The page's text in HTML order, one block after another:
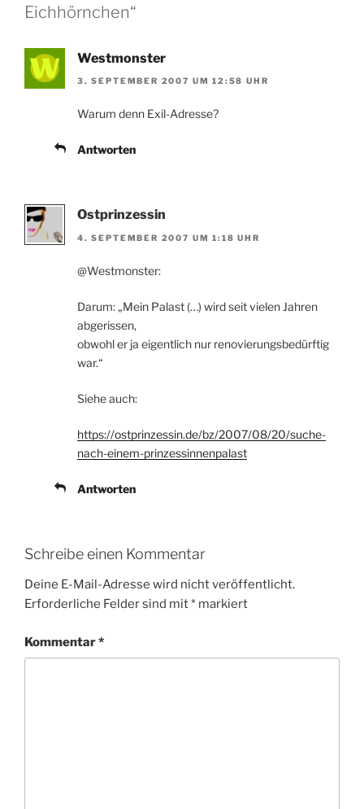
Eichhörnchen“
Westmonster
3. SEPTEMBER 2007 UM 12:58 UHR
Warum denn Exil-Adresse?
Antworten
Ostprinzessin
4. SEPTEMBER 2007 UM 1:18 UHR
@Westmonster:
Darum: „Mein Palast (…) wird seit vielen Jahren
abgerissen,
obwohl er ja eigentlich nur renovierungsbedürftig
war.“
Siehe auch:
https://ostprinzessin.de/bz/2007/08/20/suche-
nach-einem-prinzessinnenpalast
Antworten
Schreibe einen Kommentar
Deine E-Mail-Adresse wird nicht veröffentlicht.
Erforderliche Felder sind mit* markiert
Kommentar*